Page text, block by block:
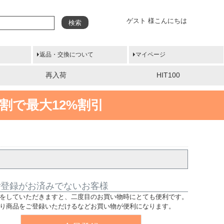
ゲスト 様こんにちは
検索
返品・交換について マイページ
再入荷 HIT100
で最大12%割引
録がお済みでないお客様
していただきますと、二度目のお買い物時にとても便利です。
商品をご登録いただけるなどお買い物が便利になります。